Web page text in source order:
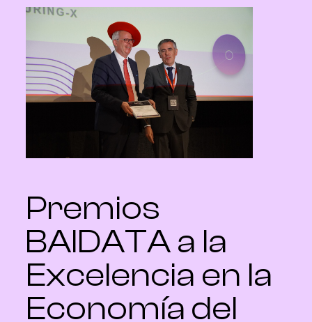
Premios
BAIDATA a la
Excelencia en la
Economía del